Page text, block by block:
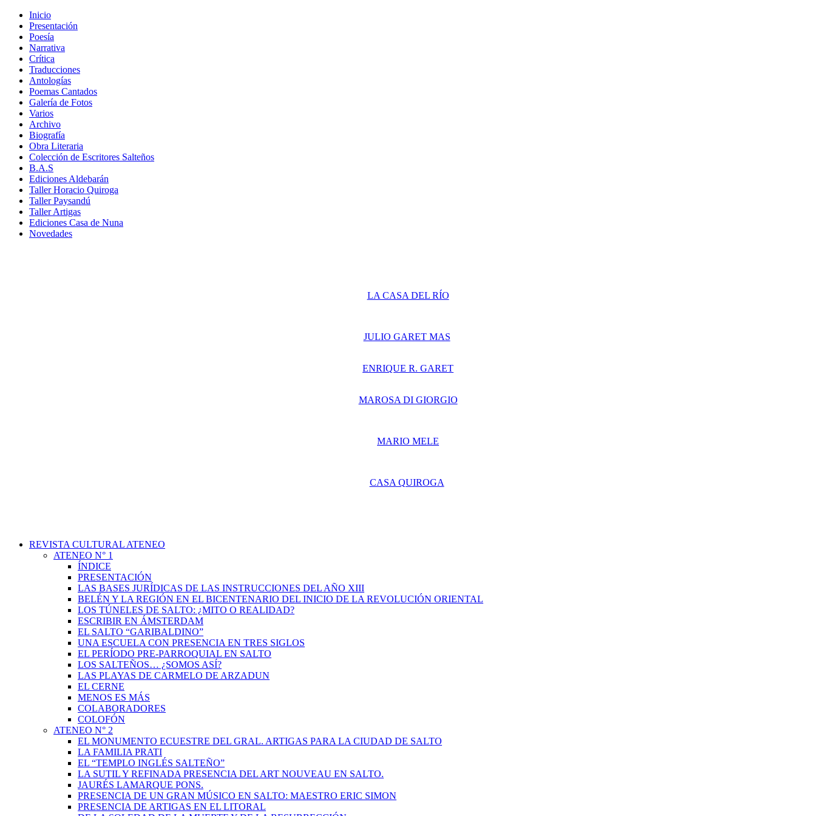
Inicio
Presentación
Poesía
Narrativa
Crítica
Traducciones
Antologías
Poemas Cantados
Galería de Fotos
Varios
Archivo
Biografía
Obra Literaria
Colección de Escritores Salteños
B.A.S
Ediciones Aldebarán
Taller Horacio Quiroga
Taller Paysandú
Taller Artigas
Ediciones Casa de Nuna
Novedades
LA CASA DEL RÍO
JULIO GARET MAS
ENRIQUE R. GARET
MAROSA DI GIORGIO
MARIO MELE
CASA QUIROGA
REVISTA CULTURAL ATENEO
ATENEO N° 1
ÍNDICE
PRESENTACIÓN
LAS BASES JURÍDICAS DE LAS INSTRUCCIONES DEL AÑO XIII
BELÉN Y LA REGIÓN EN EL BICENTENARIO DEL INICIO DE LA REVOLUCIÓN ORIENTAL
LOS TÚNELES DE SALTO: ¿MITO O REALIDAD?
ESCRIBIR EN ÁMSTERDAM
EL SALTO “GARIBALDINO”
UNA ESCUELA CON PRESENCIA EN TRES SIGLOS
EL PERÍODO PRE-PARROQUIAL EN SALTO
LOS SALTEÑOS… ¿SOMOS ASÍ?
LAS PLAYAS DE CARMELO DE ARZADUN
EL CERNE
MENOS ES MÁS
COLABORADORES
COLOFÓN
ATENEO N° 2
EL MONUMENTO ECUESTRE DEL GRAL. ARTIGAS PARA LA CIUDAD DE SALTO
LA FAMILIA PRATI
EL “TEMPLO INGLÉS SALTEÑO”
LA SUTIL Y REFINADA PRESENCIA DEL ART NOUVEAU EN SALTO.
JAURÉS LAMARQUE PONS.
PRESENCIA DE UN GRAN MÚSICO EN SALTO: MAESTRO ERIC SIMON
PRESENCIA DE ARTIGAS EN EL LITORAL